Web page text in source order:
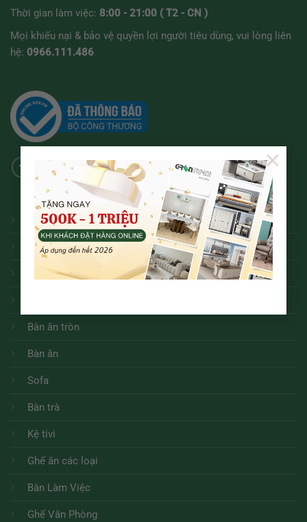
×
Thời gian làm việc: 8:00 - 21:00 ( T2 - CN )
Mọi khiếu nại & bảo vệ quyền lợi người tiêu dùng, vui lòng liên
hệ: 0966.111.486
Bàn ăn mặt đá
Bàn ăn thông minh
Bàn ăn hiện đại
Bàn ăn tròn
Bàn ăn
Sofa
Bàn trà
Kệ tivi
Ghế ăn các loại
Bàn Làm Việc
Ghế Văn Phòng